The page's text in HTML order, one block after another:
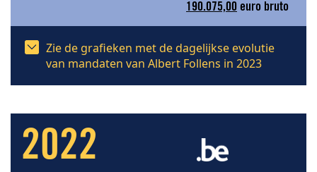
190.075,00 euro bruto
Zie de grafieken met de dagelijkse evolutie
van mandaten van Albert Follens in 2023
2022